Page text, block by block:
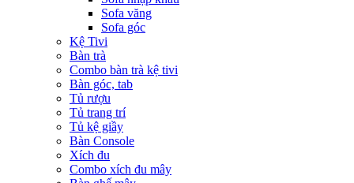
Sofa văng
Sofa góc
Kệ Tivi
Bàn trà
Combo bàn trà kệ tivi
Bàn góc, tab
Tủ rượu
Tủ trang trí
Tủ kệ giầy
Bàn Console
Xích đu
Combo xích đu mây